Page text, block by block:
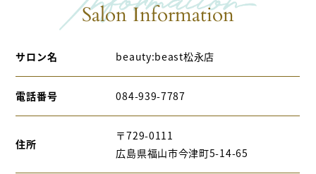
Salon Information
サロン名 beauty:beast松永店
電話番号 084-939-7787
住所
〒729-0111
広島県福山市今津町5-14-65